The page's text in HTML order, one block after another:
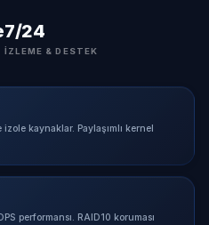
7/24
İZLEME & DESTEK
kaynaklar. Paylaşımlı kernel
performansı. RAID10 koruması